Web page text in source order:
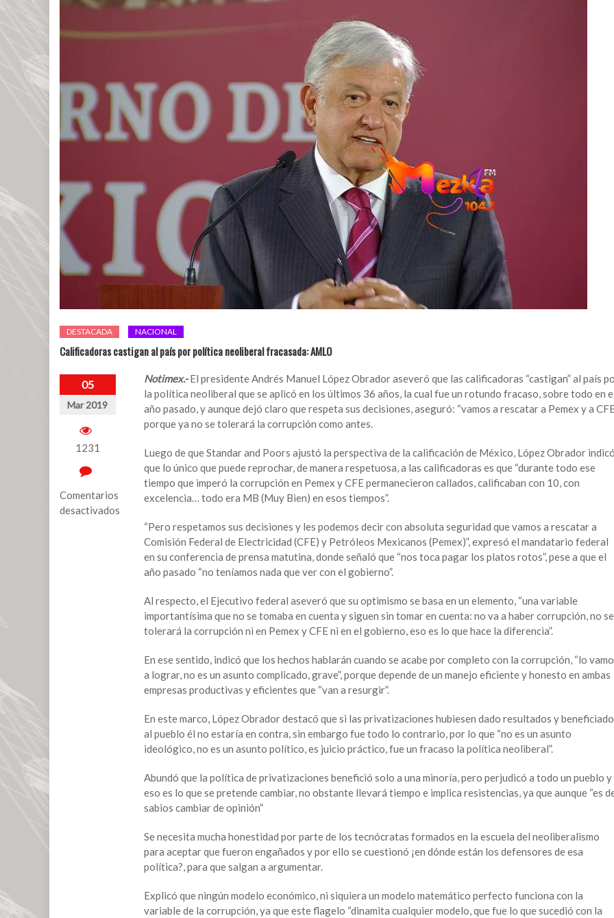
DESTACADA NACIONAL
Calificadoras castigan al país por política neoliberal fracasada: AMLO
05
Mar 2019
1231
Comentarios
desactivados
Notimex.- El presidente Andrés Manuel López Obrador aseveró que las calificadoras “castigan” al país
la política neoliberal que se aplicó en los últimos 36 años, la cual fue un rotundo fracaso, sobre todo en
año pasado, y aunque dejó claro que respeta sus decisiones, aseguró: “vamos a rescatar a Pemex y a
porque ya no se tolerará la corrupción como antes.
Luego de que Standar and Poors ajustó la perspectiva de la calificación de México, López Obrador
que lo único que puede reprochar, de manera respetuosa, a las calificadoras es que “durante todo ese
tiempo que imperó la corrupción en Pemex y CFE permanecieron callados, calificaban con 10, con
excelencia… todo era MB (Muy Bien) en esos tiempos”.
“Pero respetamos sus decisiones y les podemos decir con absoluta seguridad que vamos a rescatar a
Comisión Federal de Electricidad (CFE) y Petróleos Mexicanos (Pemex)”, expresó el mandatario federal
en su conferencia de prensa matutina, donde señaló que “nos toca pagar los platos rotos”, pese a que el
año pasado “no teníamos nada que ver con el gobierno”.
Al respecto, el Ejecutivo federal aseveró que su optimismo se basa en un elemento, “una variable
importantísima que no se tomaba en cuenta y siguen sin tomar en cuenta: no va a haber corrupción, no se
tolerará la corrupción ni en Pemex y CFE ni en el gobierno, eso es lo que hace la diferencia”.
En ese sentido, indicó que los hechos hablarán cuando se acabe por completo con la corrupción, “lo
a lograr, no es un asunto complicado, grave”, porque depende de un manejo eficiente y honesto en ambas
empresas productivas y eficientes que “van a resurgir”.
En este marco, López Obrador destacó que si las privatizaciones hubiesen dado resultados y beneficiado
al pueblo él no estaría en contra, sin embargo fue todo lo contrario, por lo que “no es un asunto
ideológico, no es un asunto político, es juicio práctico, fue un fracaso la política neoliberal”.
Abundó que la política de privatizaciones benefició solo a una minoría, pero perjudicó a todo un pueblo y
eso es lo que se pretende cambiar, no obstante llevará tiempo e implica resistencias, ya que aunque “es
sabios cambiar de opinión”
Se necesita mucha honestidad por parte de los tecnócratas formados en la escuela del neoliberalismo
para aceptar que fueron engañados y por ello se cuestionó ¡en dónde están los defensores de esa
política?, para que salgan a argumentar.
Explicó que ningún modelo económico, ni siquiera un modelo matemático perfecto funciona con la
variable de la corrupción, ya que este flagelo “dinamita cualquier modelo, que fue lo que sucedió con la